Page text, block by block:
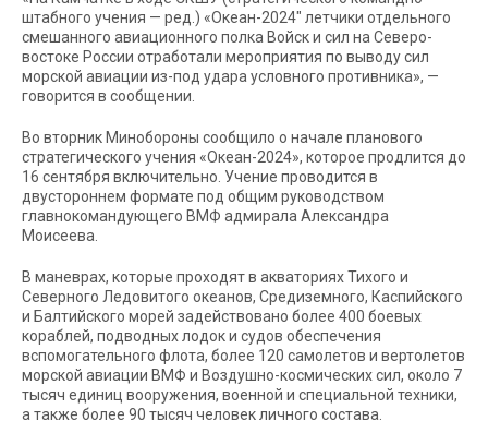
штабного учения — ред.) «Океан-2024″ летчики отдельного
смешанного авиационного полка Войск и сил на Северо-
востоке России отработали мероприятия по выводу сил
морской авиации из-под удара условного противника», —
говорится в сообщении.
Во вторник Минобороны сообщило о начале планового
стратегического учения «Океан-2024», которое продлится до
16 сентября включительно. Учение проводится в
двустороннем формате под общим руководством
главнокомандующего ВМФ адмирала Александра
Моисеева.
В маневрах, которые проходят в акваториях Тихого и
Северного Ледовитого океанов, Средиземного, Каспийского
и Балтийского морей задействовано более 400 боевых
кораблей, подводных лодок и судов обеспечения
вспомогательного флота, более 120 самолетов и вертолетов
морской авиации ВМФ и Воздушно-космических сил, около 7
тысяч единиц вооружения, военной и специальной техники,
а также более 90 тысяч человек личного состава.